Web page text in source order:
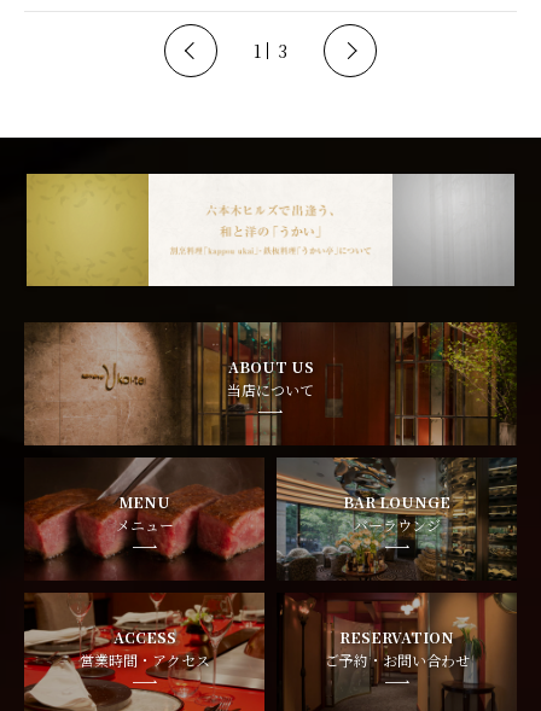
1 3
ABOUT US
当店について
MENU
メニュー
BAR LOUNGE
バーラウンジ
ACCESS
営業時間・アクセス
RESERVATION
ご予約・お問い合わせ